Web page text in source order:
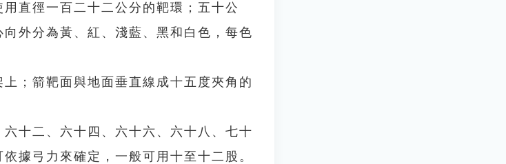
直徑一百二十二公分的靶環；五十公
外分為黃、紅、淺藍、黑和白色，每色
；箭靶面與地面垂直線成十五度夾角的
十二、六十四、六十六、六十八、七十
據弓力來確定，一般可用十至十二股。